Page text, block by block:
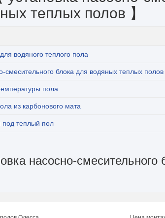
теплых полов 】
водяного теплого пола
смесительного блока для водяных теплых полов
пола
из карбонового мата
под теплый пол
насосно-